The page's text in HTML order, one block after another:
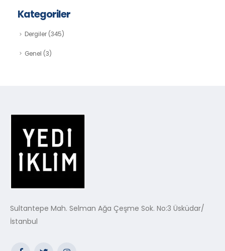
Kategoriler
Dergiler(345)
Genel (3)
Sultantepe Mah. Selman Ağa Çeşme Sok. No:3 Üsküdar/
İstanbul